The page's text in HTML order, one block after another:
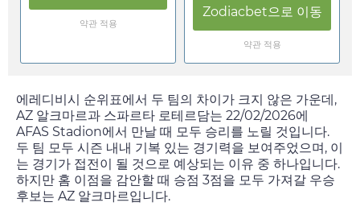
약관 적용
Zodiacbet으로 이동
약관 적용
에레디비시 순위표에서 두 팀의 차이가 크지 않은 가운데,
AZ 알크마르과 스파르타 로테르담는 22/02/2026에
AFAS Stadion에서 만날 때 모두 승리를 노릴 것입니다.
두 팀 모두 시즌 내내 기복 있는 경기력을 보여주었으며, 이
는 경기가 접전이 될 것으로 예상되는 이유 중 하나입니다.
하지만 홈 이점을 감안할 때 승점 3점을 모두 가져갈 우승
후보는 AZ 알크마르입니다.